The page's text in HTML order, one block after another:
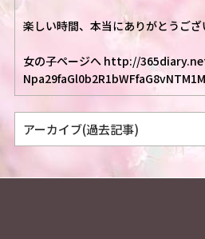
楽しい時間、本当にありがとうご
女の子ページへ http://